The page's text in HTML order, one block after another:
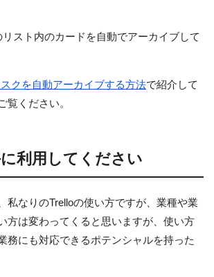
スト内のカードを自動でアーカイブして
クを自動アーカイブする方法で紹介して
覧ください。
利用してください
私なりのTrelloの使い方ですが、業種や業
方は変わってくると思いますが、使い方
務にも対応できるポテンシャルを持った